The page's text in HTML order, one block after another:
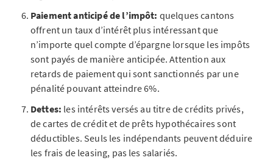
Paiement anticipé de l’impôt: quelques cantons
offrent un taux d’intérêt plus intéressant que
n’importe quel compte d’épargne lorsque les impôts
sont payés de manière anticipée. Attention aux
retards de paiement qui sont sanctionnés par une
pénalité pouvant atteindre 6%.
Dettes: les intérêts versés au titre de crédits privés,
de cartes de crédit et de prêts hypothécaires sont
déductibles. Seuls les indépendants peuvent déduire
les frais de leasing, pas les salariés.